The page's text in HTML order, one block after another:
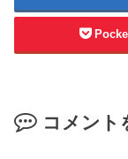
コメント